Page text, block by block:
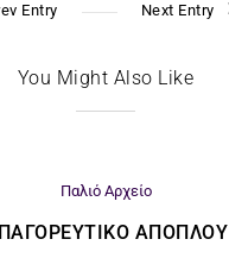
Entry Next Entry
You Might Also Like
Παλιό Αρχείο
ΑΠΌΠΛΟΥ